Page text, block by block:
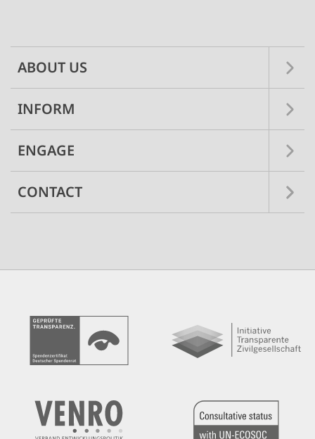
ABOUT US
INFORM
ENGAGE
CONTACT